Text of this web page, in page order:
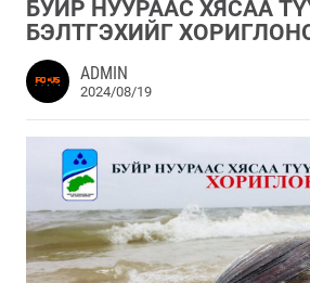
БУЙР НУУРААС ХЯСАА
БЭЛТГЭХИЙГ
ADMIN
2024/08/19